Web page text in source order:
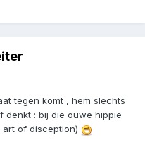
tegen komt , hem slechts
denkt : bij die ouwe hippie
art of disception)